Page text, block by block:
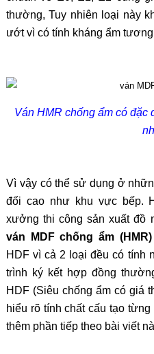
thường, Tuy nhiên loại này
ướt vì có tính kháng ẩm
Ván HMR chống ẩm có đặc
Vì vậy có thể sử dụng ở
đối cao như khu vực bếp.
xưởng thi công sản xuất đồ
ván MDF chống ẩm (HMR)
HDF vì cả 2 loại đều có tính
trình ký kết hợp đồng
HDF (Siêu chống ẩm có giá
hiểu rõ tính chất cấu tạo
thêm phần tiếp theo bài viết